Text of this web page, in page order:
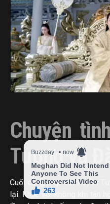
Chuyện
Tương và
Cuối cùng, cặp đôi Huyền
lại. Khác với không khí tân